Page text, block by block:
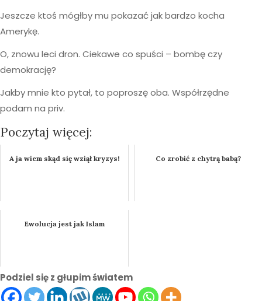
Jeszcze ktoś mógłby mu pokazać jak bardzo kocha
Amerykę.
O, znowu leci dron. Ciekawe co spuści – bombę czy
demokrację?
Jakby mnie kto pytał, to poproszę oba. Współrzędne
podam na priv.
Poczytaj więcej:
A ja wiem skąd się wziął kryzys! Co zrobić z chytrą babą?
Ewolucja jest jak Islam
Podziel się z głupim światem